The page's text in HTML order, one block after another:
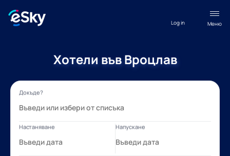
Меню
Log in
Хотели във Вроцлав